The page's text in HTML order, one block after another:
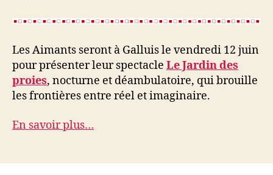
Les Aimants seront à Galluis le vendredi 12 juin
pour présenter leur spectacle Le Jardin des
proies, nocturne et déambulatoire, qui brouille
les frontières entre réel et imaginaire.
En savoir plus…